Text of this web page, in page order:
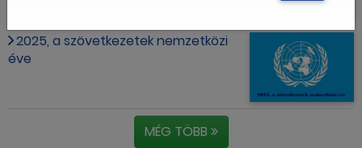
2025, a szövetkezetek nemzetközi
éve
MÉG TÖBB